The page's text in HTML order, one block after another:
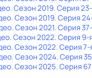
. Сезон 2019. Серия
. Сезон 2019. Серия
. Сезон 2021. Серия
. Сезон 2022. Серия 9-
. Сезон 2022. Серия 7-
. Сезон 2024. Серия
. Сезон 2025. Серия